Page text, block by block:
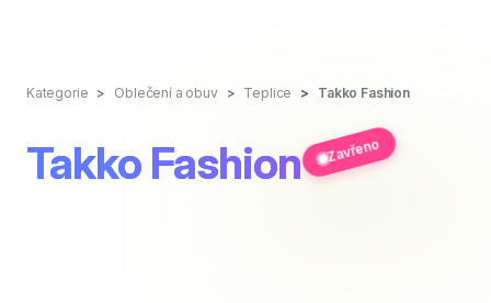
Kategorie Oblečení a obuv Teplice Takko Fashion
Takko Fashion Zavřeno